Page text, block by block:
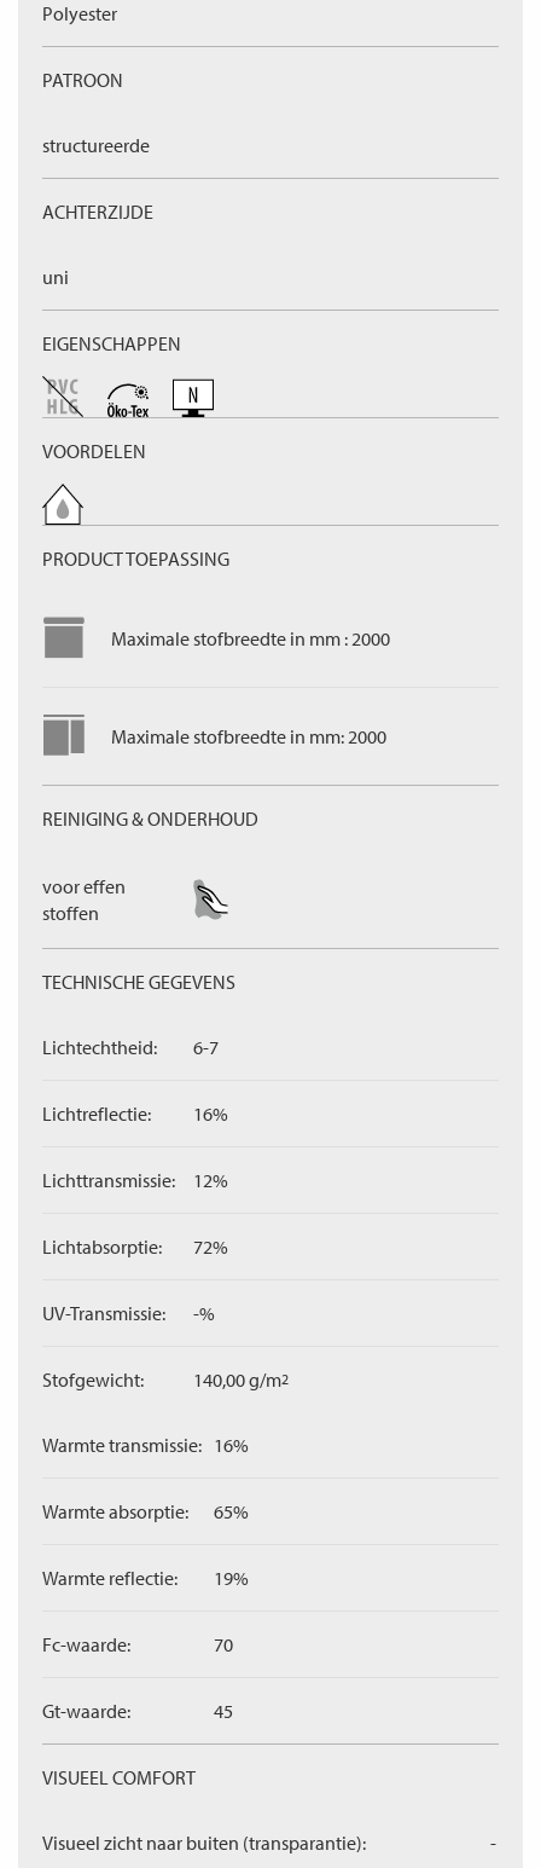
Polyester
PATROON
structureerde
ACHTERZIJDE
uni
EIGENSCHAPPEN
VOORDELEN
PRODUCT TOEPASSING
Maximale stofbreedte in mm : 2000
Maximale stofbreedte in mm: 2000
REINIGING & ONDERHOUD
voor effen
stoffen
TECHNISCHE GEGEVENS
Lichtechtheid: 6-7
Lichtreflectie: 16%
Lichttransmissie: 12%
Lichtabsorptie: 72%
UV-Transmissie: -%
Stofgewicht: 140,00 g/m2
Warmte transmissie: 16%
Warmte absorptie: 65%
Warmte reflectie: 19%
Fc-waarde: 70
Gt-waarde: 45
VISUEEL COMFORT
Visueel zicht naar buiten (transparantie): -